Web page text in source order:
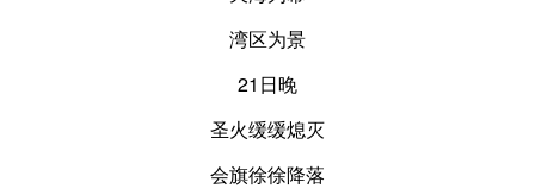
湾区为景
21日晚
圣火缓缓熄灭
会旗徐徐降落